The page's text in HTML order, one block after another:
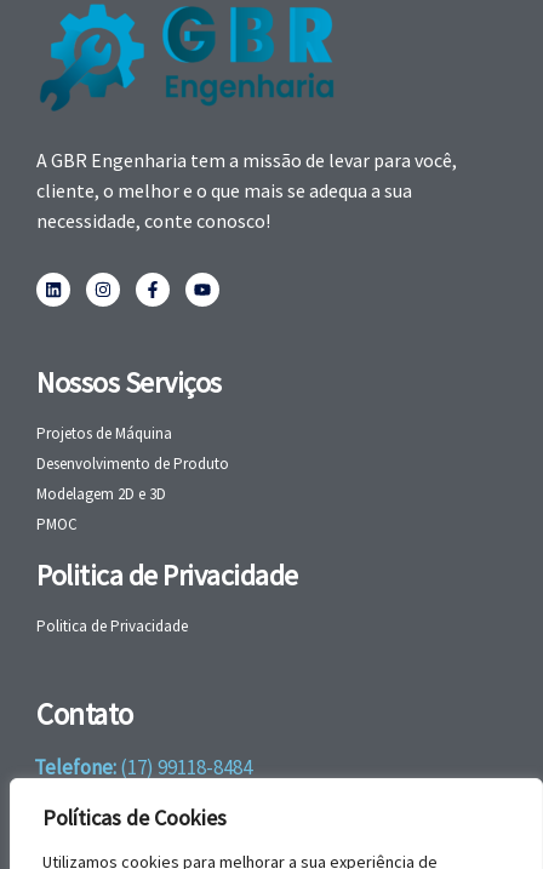
Políticas de Cookies
Utilizamos cookies para melhorar a sua experiência de
A GBR Engenharia tem a missão de levar para você,
cliente, o melhor e o que mais se adequa a sua
necessidade, conte conosco!
Nossos Serviços
Projetos de Máquina
Desenvolvimento de Produto
Modelagem 2D e 3D
PMOC
Politica de Privacidade
Politica de Privacidade
Contato
Telefone:(17) 99118-8484
WhatsApp:+55 (17) 99118-8484
email:faleconosco@gbrengenharia.com